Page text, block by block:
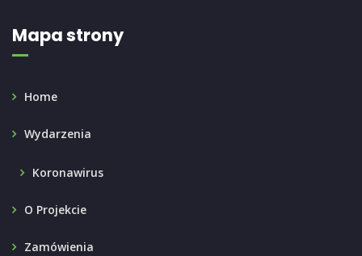
Mapa strony
Home
Wydarzenia
Koronawirus
O Projekcie
Zamówienia